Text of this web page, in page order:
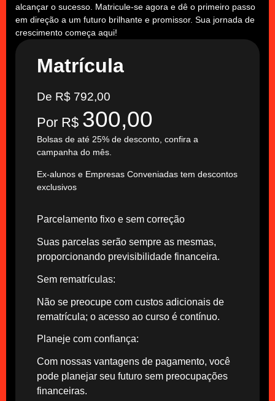
alcançar o sucesso. Matricule-se agora e dê o primeiro passo
em direção a um futuro brilhante e promissor. Sua jornada de
crescimento começa aqui!
Matrícula
De R$ 792,00
Por R$ 300,00
Bolsas de até 25% de desconto, confira a
campanha do mês.
Ex-alunos e Empresas Conveniadas tem descontos
exclusivos
Parcelamento fixo e sem correção
Suas parcelas serão sempre as mesmas,
proporcionando previsibilidade financeira.
Sem rematrículas:
Não se preocupe com custos adicionais de
rematrícula; o acesso ao curso é contínuo.
Planeje com confiança:
Com nossas vantagens de pagamento, você
pode planejar seu futuro sem preocupações
financeiras.